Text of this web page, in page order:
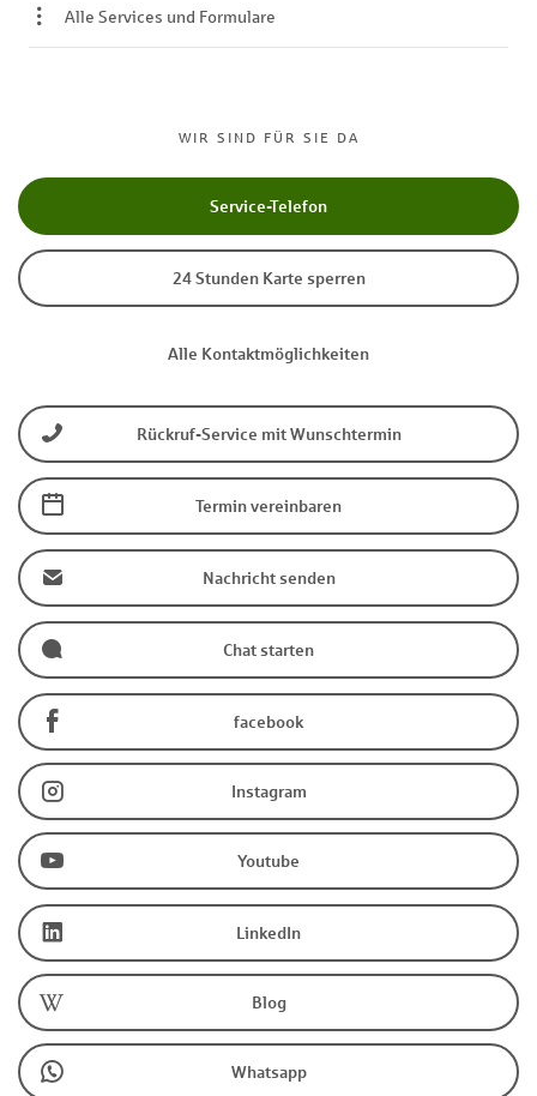
WIR SIND FÜR SIE DA
Service-Telefon
24 Stunden Karte sperren
Alle Kontaktmöglichkeiten
Rückruf-Service mit Wunschtermin
Termin vereinbaren
Nachricht senden
Chat starten
facebook
Instagram
Youtube
LinkedIn
Blog
Whatsapp
Alle Services und Formulare